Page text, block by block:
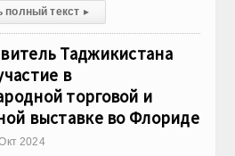
полный текст ▸
Таджикистана
в
торговой и
выставке во Флориде
2024